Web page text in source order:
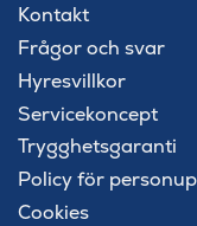
Kontakt
Frågor och svar
Hyresvillkor
Servicekoncept
Trygghetsgaranti
Policy för
Cookies